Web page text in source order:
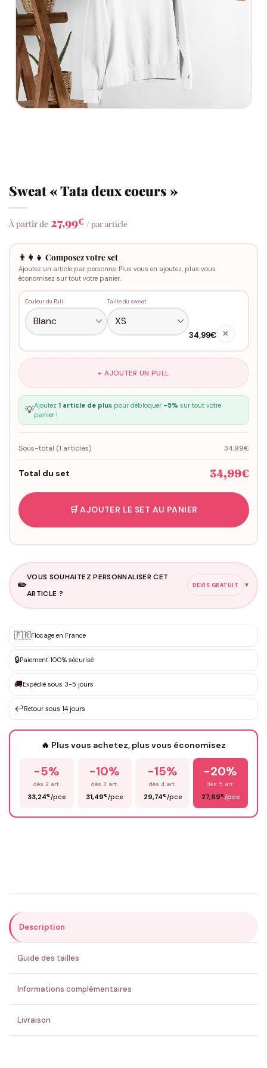
Sweat « Tata deux coeurs »
À partir de 27,99€ / par article
👨‍👩‍👧 Composez votre set
Ajoutez un article par personne. Plus vous en ajoutez, plus vous
économisez sur tout votre panier.
Couleur du Pull Taille du sweat
34,99€ ✕
+ AJOUTER UN PULL
💡Ajoutez 1 article de pluspour débloquer -5% sur tout votre
panier !
Sous-total (1 articles) 34,99€
Total du set 34,99€
🛒 AJOUTER LE SET AU PANIER
✏️
VOUS SOUHAITEZ PERSONNALISER CET
ARTICLE ?
DEVIS GRATUIT ▼
✨ Personnalisation sur mesure
DEVIS GRATUIT · Personnalisation de 3 à 10€ selon la demande
Que souhaitez-vous ?*
Votre texte / idée*
Prénom*
ENVOYER MA DEMANDE ✨
💚 Retour sous 24-48h🇫🇷 Flocage en France✅ Validation avant fabrication
🇫🇷Flocage en France
🔒Paiement 100% sécurisé
🚚Expédié sous 3-5 jours
↩️Retour sous 14 jours
🔥 Plus vous achetez, plus vous économisez
-5%
dès 2 art.
33,24€/pce
-10%
dès 3 art.
31,49€/pce
-15%
dès 4 art.
29,74€/pce
-20%
dès 5 art.
27,99€/pce
Description
Guide des tailles
Informations complémentaires
Livraison